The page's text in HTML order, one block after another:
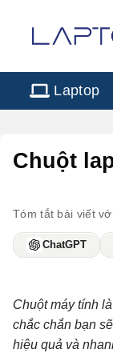
dung
Laptop
Chuột
Tóm tắt bài viết
ChatGPT
Chuột máy tính
chắc chắn bạn
hiệu quả và